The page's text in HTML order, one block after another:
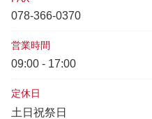
078-366-0370
営業時間
09:00 - 17:00
定休日
土日祝祭日